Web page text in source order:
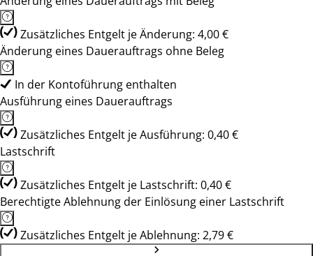
Zusätzliches Entgelt je Änderung: 4,00 €
Änderung eines Dauerauftrags ohne Beleg
In der Kontoführung enthalten
Ausführung eines Dauerauftrags
Zusätzliches Entgelt je Ausführung: 0,40 €
Lastschrift
Zusätzliches Entgelt je Lastschrift: 0,40 €
Berechtigte Ablehnung der Einlösung einer Lastschrift
Zusätzliches Entgelt je Ablehnung: 2,79 €